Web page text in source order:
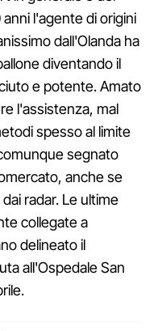
l'agente di origini
dall'Olanda ha
diventando il
e potente. Amato
l'assistenza, mal
spesso al limite
segnato
anche se
radar. Le ultime
collegate a
delineato il
all'Ospedale San